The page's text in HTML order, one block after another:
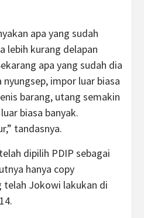
apa yang sudah
lebih kurang delapan
apa yang sudah dia
impor luar biasa
barang, utang semakin
biasa banyak.
tandasnya.
dipilih PDIP sebagai
hanya copy
telah Jokowi lakukan di